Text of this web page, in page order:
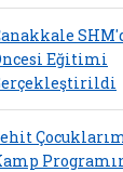
Eğitimi